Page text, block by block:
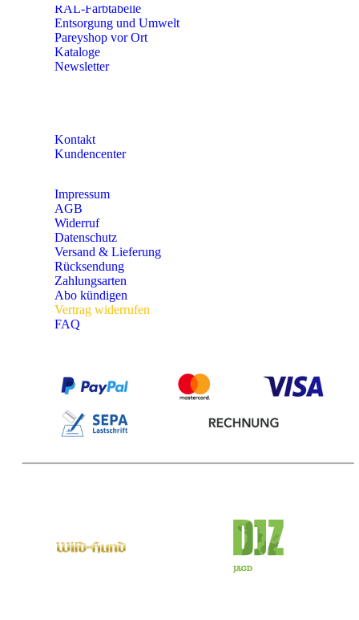
RAL-Farbtabelle
Entsorgung und Umwelt
Pareyshop vor Ort
Kataloge
Newsletter
Kontakt
Kundencenter
Impressum
AGB
Widerruf
Datenschutz
Versand & Lieferung
Rücksendung
Zahlungsarten
Abo kündigen
Vertrag widerrufen
FAQ